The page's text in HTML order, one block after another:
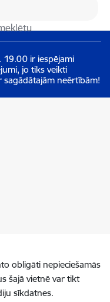
19.00 ir iespējami
jo tiks veikti
sagādātajām neērtībām!
obligāti nepieciešamās
šajā vietnē var tikt
sīkdatnes.